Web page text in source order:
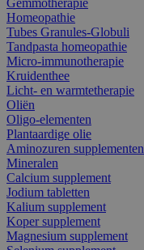
Homeopathie
Tubes Granules-Globuli
Tandpasta homeopathie
Micro-immunotherapie
Kruidenthee
Licht- en warmtetherapie
Oliën
Oligo-elementen
Plantaardige olie
Aminozuren supplementen
Mineralen
Calcium supplement
Jodium tabletten
Kalium supplement
Koper supplement
Magnesium supplement